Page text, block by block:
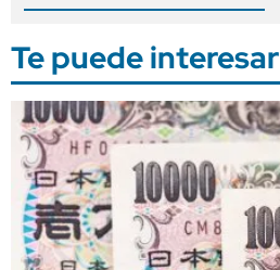
Te puede interesar